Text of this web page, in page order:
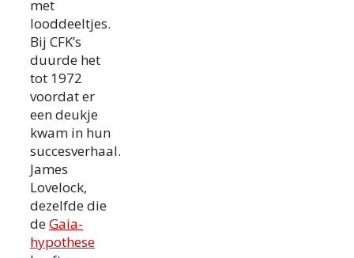
met
looddeeltjes.
Bij CFK’s
duurde het
tot 1972
voordat er
een deukje
kwam in hun
succesverhaal.
James
Lovelock,
dezelfde die
deGaia-
hypothese